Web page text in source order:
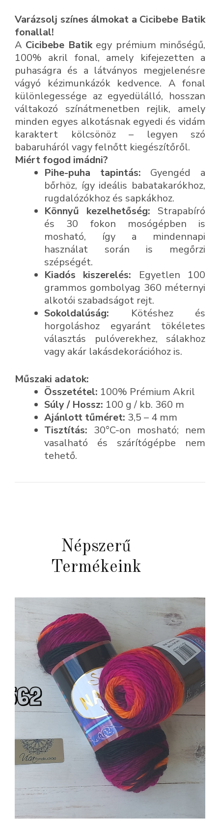
mennyiség
Varázsolj színes álmokat a Cicibebe Batik
fonallal!
A Cicibebe Batikegy prémium minőségű,
100% akril fonal, amely kifejezetten a
puhaságra és a látványos megjelenésre
vágyó kézimunkázók kedvence. A fonal
különlegessége az egyedülálló, hosszan
váltakozó színátmenetben rejlik, amely
minden egyes alkotásnak egyedi és vidám
karaktert kölcsönöz – legyen szó
babaruháról vagy felnőtt kiegészítőről.
Miért fogod imádni?
Pihe-puha tapintás: Gyengéd a
bőrhöz, így ideális babatakarókhoz,
rugdalózókhoz és sapkákhoz.
Könnyű kezelhetőség: Strapabíró
és 30 fokon mosógépben is
mosható, így a mindennapi
használat során is megőrzi
szépségét.
Kiadós kiszerelés: Egyetlen 100
grammos gombolyag 360 méternyi
alkotói szabadságot rejt.
Sokoldalúság: Kötéshez és
horgoláshoz egyaránt tökéletes
választás pulóverekhez, sálakhoz
vagy akár lakásdekorációhoz is.
Műszaki adatok:
Összetétel: 100% Prémium Akril
Súly / Hossz: 100 g / kb. 360 m
Ajánlott tűméret: 3,5 – 4 mm
Tisztítás: 30°C-on mosható; nem
vasalható és szárítógépbe nem
tehető.
Népszerű
Termékeink